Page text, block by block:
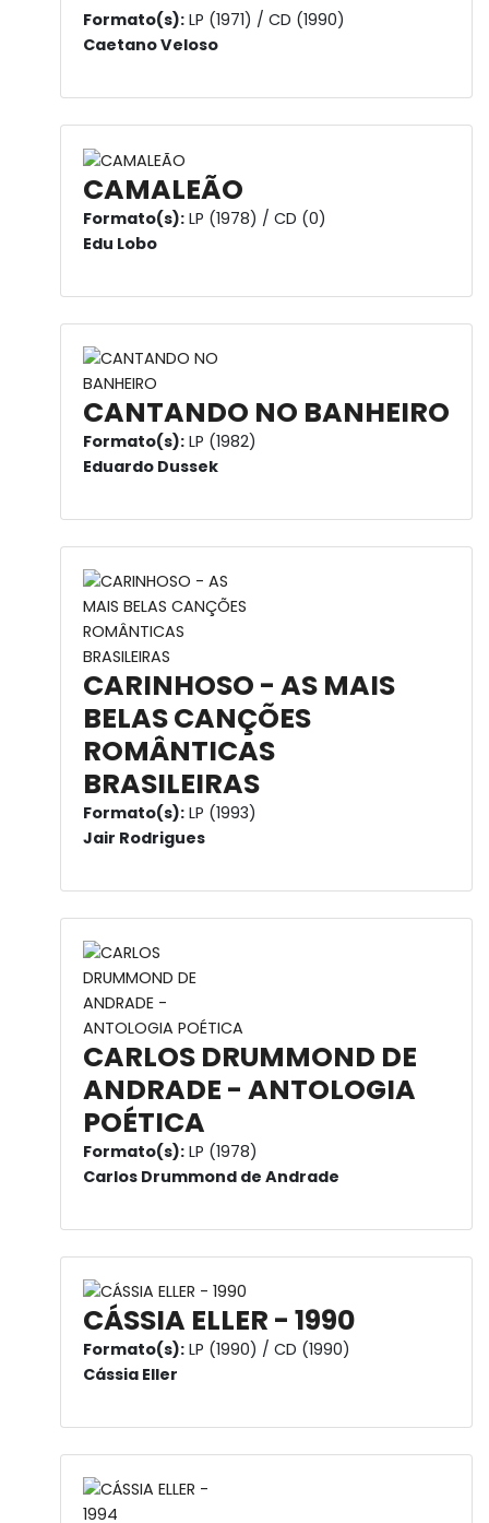
Formato(s): LP (1971) / CD (1990)
Caetano Veloso
CAMALEÃO
Formato(s): LP (1978) / CD (0)
Edu Lobo
CANTANDO NO BANHEIRO
Formato(s): LP (1982)
Eduardo Dussek
CARINHOSO - AS MAIS
BELAS CANÇÕES
ROMÂNTICAS
BRASILEIRAS
Formato(s): LP (1993)
Jair Rodrigues
CARLOS DRUMMOND DE
ANDRADE - ANTOLOGIA
POÉTICA
Formato(s): LP (1978)
Carlos Drummond de Andrade
CÁSSIA ELLER - 1990
Formato(s): LP (1990) / CD (1990)
Cássia Eller